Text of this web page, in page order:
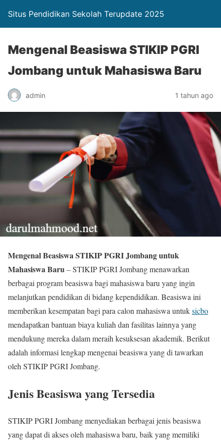
Situs Pendidikan Sekolah Terupdate 2025
Mengenal Beasiswa STIKIP PGRI
Jombang untuk Mahasiswa Baru
admin 1 tahun ago
Mengenal Beasiswa STIKIP PGRI Jombang untuk
Mahasiswa Baru– STIKIP PGRI Jombang menawarkan
berbagai program beasiswa bagi mahasiswa baru yang ingin
melanjutkan pendidikan di bidang kependidikan. Beasiswa ini
memberikan kesempatan bagi para calon mahasiswa untuksicbo
mendapatkan bantuan biaya kuliah dan fasilitas lainnya yang
mendukung mereka dalam meraih kesuksesan akademik. Berikut
adalah informasi lengkap mengenai beasiswa yang di tawarkan
oleh STIKIP PGRI Jombang.
Jenis Beasiswa yang Tersedia
STIKIP PGRI Jombang menyediakan berbagai jenis beasiswa
yang dapat di akses oleh mahasiswa baru, baik yang memiliki